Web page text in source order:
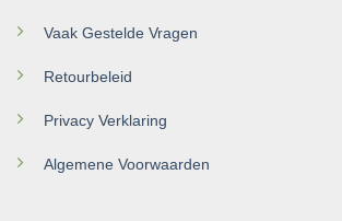
Vaak Gestelde Vragen
Retourbeleid
Privacy Verklaring
Algemene Voorwaarden